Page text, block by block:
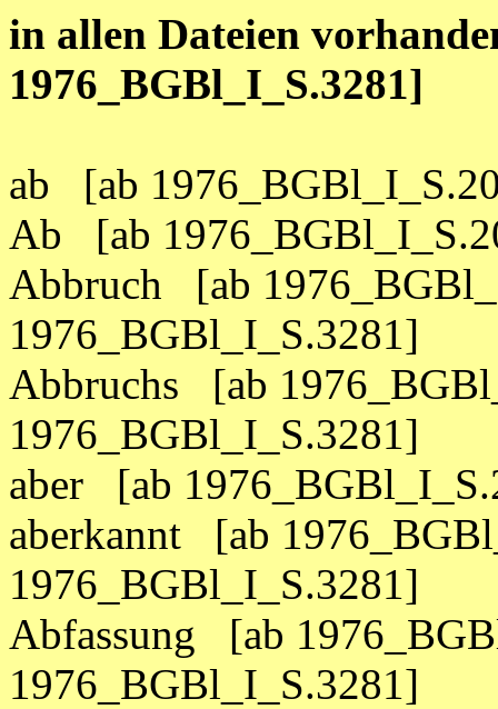
in allen Dateien
1976_BGBl_I_S.3281]
ab [ab
Ab [ab
Abbruch [ab
1976_BGBl_I_S.3281]
Abbruchs [ab
1976_BGBl_I_S.3281]
aber [ab
aberkannt [ab
1976_BGBl_I_S.3281]
Abfassung [ab
1976_BGBl_I_S.3281]